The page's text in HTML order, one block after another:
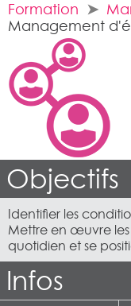
Formation
Management
Objectifs
Identifier les
Mettre en œuvre
quotidien et se
Infos